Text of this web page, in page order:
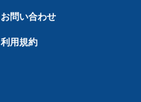
お問い合わせ
利用規約